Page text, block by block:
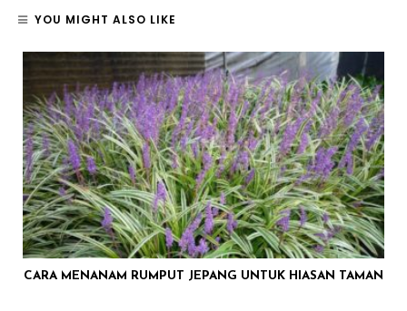
YOU MIGHT ALSO LIKE
CARA MENANAM RUMPUT JEPANG UNTUK HIASAN TAMAN